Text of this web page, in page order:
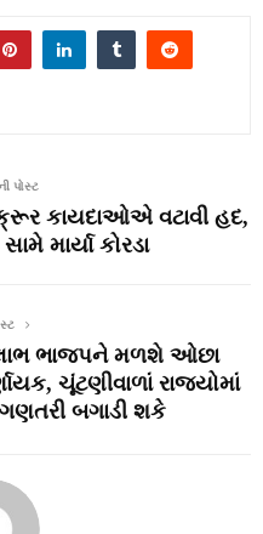
પોસ્ટ
ક્રૂર કાયદાઓએ વટાવી હદ,
માર્યા કોરડા
ભાજપને મળશે ઓછા
ચૂંટણીવાળાં રાજ્યોમાં
બગાડી શકે